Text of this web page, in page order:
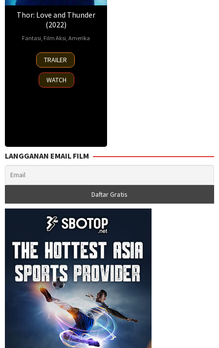
Thor: Love and Thunder
(2022)
Fantasi Film Aksi Amerika
6
Jul
2022
Deborah
Antoniou
Jake
Morrison
TRAILER
WATCH
LANGGANAN EMAIL FILM